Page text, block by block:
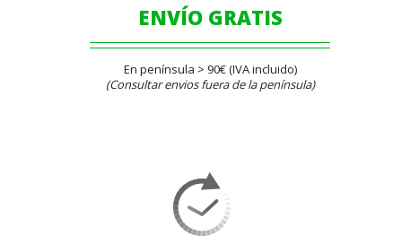
ENVÍO GRATIS
En península > 90€ (IVA incluido)
(Consultar envios fuera de la península)